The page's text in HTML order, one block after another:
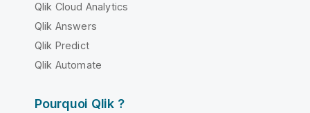
Qlik Cloud Analytics
Qlik Answers
Qlik Predict
Qlik Automate
Pourquoi Qlik ?